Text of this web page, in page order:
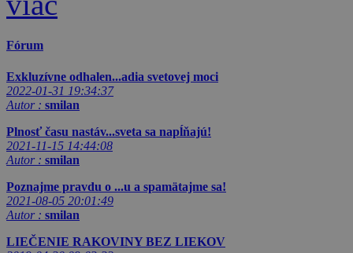
Fórum
Exkluzívne odhalen...adia svetovej moci
2022-01-31 19:34:37
Autor : smilan
Plnosť času nastáv...sveta sa napĺňajú!
2021-11-15 14:44:08
Autor : smilan
Poznajme pravdu o ...u a spamätajme sa!
2021-08-05 20:01:49
Autor : smilan
LIEČENIE RAKOVINY BEZ LIEKOV